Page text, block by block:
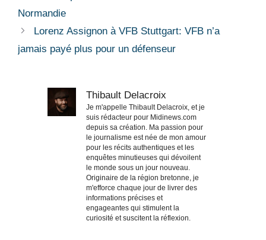
Normandie
Lorenz Assignon à VFB Stuttgart: VFB n’a
jamais payé plus pour un défenseur
Thibault Delacroix
Je m'appelle Thibault Delacroix, et je
suis rédacteur pour Midinews.com
depuis sa création. Ma passion pour
le journalisme est née de mon amour
pour les récits authentiques et les
enquêtes minutieuses qui dévoilent
le monde sous un jour nouveau.
Originaire de la région bretonne, je
m'efforce chaque jour de livrer des
informations précises et
engageantes qui stimulent la
curiosité et suscitent la réflexion.